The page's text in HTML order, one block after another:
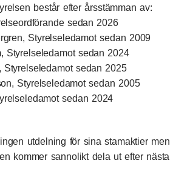
består efter årsstämman av:
sedan 2026
Styrelseledamot sedan 2009
Styrelseledamot sedan 2024
Styrelseledamot sedan 2025
Styrelseledamot sedan 2005
sedan 2024
utdelning för sina stamaktier men
kommer sannolikt dela ut efter nästa